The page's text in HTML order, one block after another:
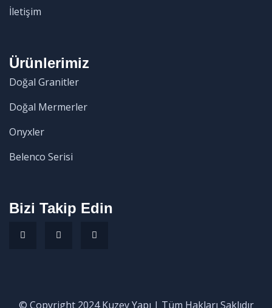
İletişim
Ürünlerimiz
Doğal Granitler
Doğal Mermerler
Onyxler
Belenco Serisi
Bizi Takip Edin
© Copyright 2024 Kuzey Yapı | Tüm Hakları Saklıdır